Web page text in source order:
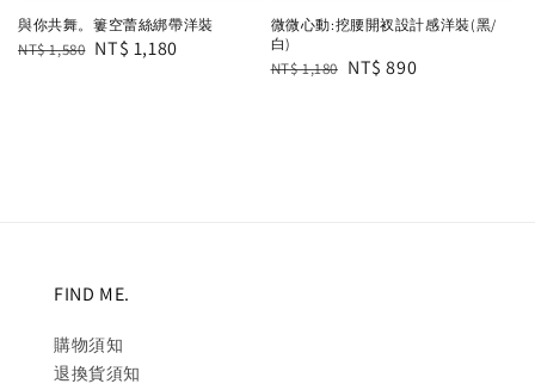
與你共舞。簍空蕾絲綁帶洋裝
Regular
NT$ 1,580 Sale
NT$ 1,180
微微心動:挖腰開衩設計感洋裝(黑/
白)
Regular
NT$ 1,180 Sale
NT$ 890
FIND ME.
購物須知
退換貨須知